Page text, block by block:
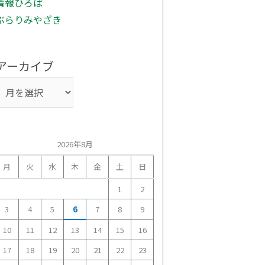
らりみやざき
ーカイブ
2026年8月
月
火 水 木 金 土
日
1
2
3
4 5 6 7 8
9
10
11 12 13 14 15
16
17
18 19 20 21 22
23